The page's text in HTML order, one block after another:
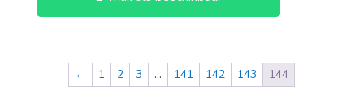
← 1 2 3 … 141 142 143 144